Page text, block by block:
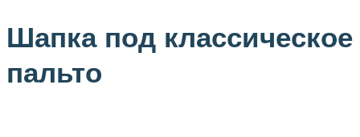
Шапка под классическое
пальто